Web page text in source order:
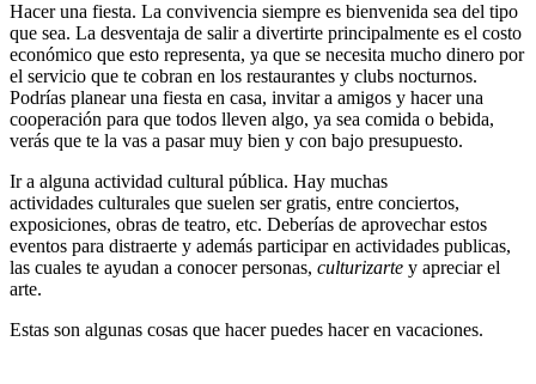
Hacer una fiesta. La convivencia siempre es bienvenida sea del tipo
que sea. La desventaja de salir a divertirte principalmente es el costo
económico que esto representa, ya que se necesita mucho dinero por
el servicio que te cobran en los restaurantes y clubs nocturnos.
Podrías planear una fiesta en casa, invitar a amigos y hacer una
cooperación para que todos lleven algo, ya sea comida o bebida,
verás que te la vas a pasar muy bien y con bajo presupuesto.
Ir a alguna actividad cultural pública. Hay muchas
actividades culturales que suelen ser gratis, entre conciertos,
exposiciones, obras de teatro, etc. Deberías de aprovechar estos
eventos para distraerte y además participar en actividades publicas,
las cuales te ayudan a conocer personas, culturizarte y apreciar el
arte.
Estas son algunas cosas que hacer puedes hacer en vacaciones.